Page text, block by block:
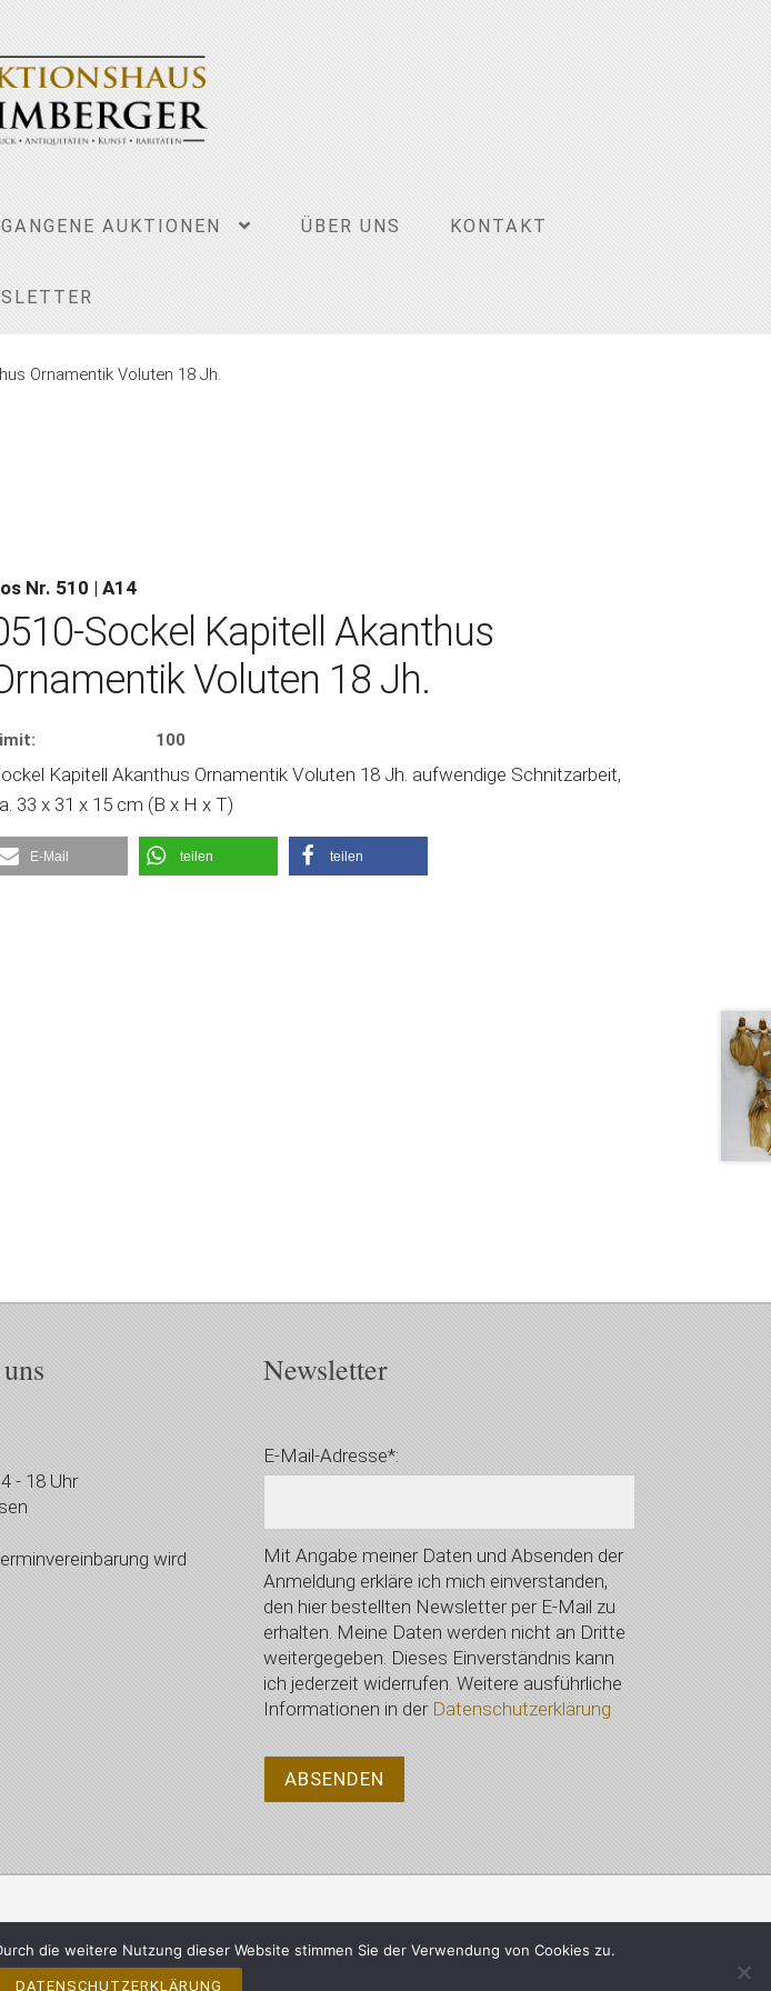
AUKTIONEN ÜBER UNS KONTAKT
Ornamentik Voluten 18 Jh.
Nr. 510 | A14
Sockel Kapitell Akanthus
Voluten 18 Jh.
100
Kapitell Akanthus Ornamentik Voluten 18 Jh. aufwendige Schnitzarbeit,
33 x 31 x 15 cm (B x H x T)
E-Mail teilen teilen
- 18 Uhr
wird
Newsletter
E-Mail-Adresse*:
Mit Angabe meiner Daten und Absenden der
Anmeldung erkläre ich mich einverstanden,
den hier bestellten Newsletter per E-Mail zu
erhalten. Meine Daten werden nicht an Dritte
weitergegeben. Dieses Einverständnis kann
ich jederzeit widerrufen. Weitere ausführliche
Informationen in der Datenschutzerklärung
vorbehalten Impressum Datenschutzerklärung
die weitere Nutzung dieser Website stimmen Sie der Verwendung von Cookies zu.
DATENSCHUTZERKLÄRUNG